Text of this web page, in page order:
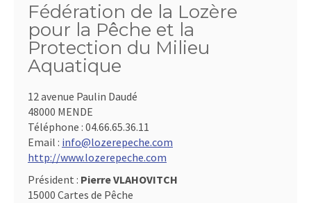
Fédération de la Lozère
pour la Pêche et la
Protection du Milieu
Aquatique
12 avenue Paulin Daudé
48000 MENDE
Téléphone : 04.66.65.36.11
Email : info@lozerepeche.com
http://www.lozerepeche.com
Président : Pierre VLAHOVITCH
15000 Cartes de Pêche